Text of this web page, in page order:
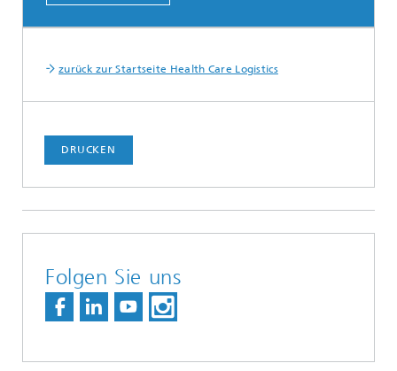
zurück zur Startseite Health Care Logistics
DRUCKEN
Folgen Sie uns